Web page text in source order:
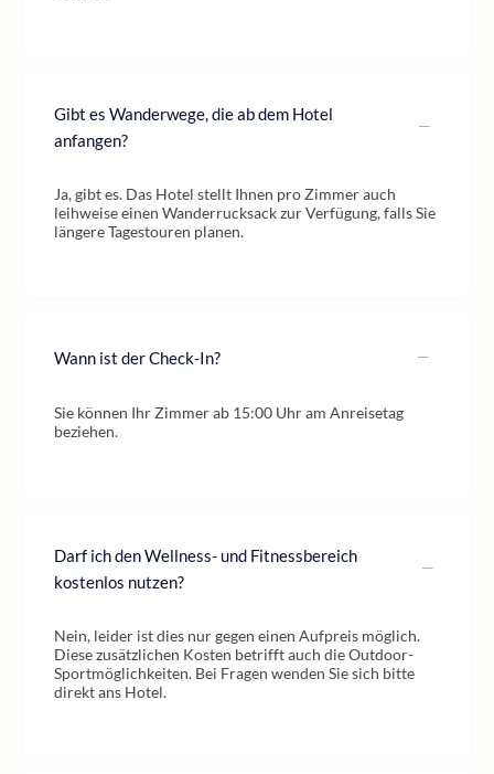
Gibt es Wanderwege, die ab dem Hotel
anfangen?
Ja, gibt es. Das Hotel stellt Ihnen pro Zimmer auch
leihweise einen Wanderrucksack zur Verfügung, falls Sie
längere Tagestouren planen.
Wann ist der Check-In?
Sie können Ihr Zimmer ab 15:00 Uhr am Anreisetag
beziehen.
Darf ich den Wellness- und Fitnessbereich
kostenlos nutzen?
Nein, leider ist dies nur gegen einen Aufpreis möglich.
Diese zusätzlichen Kosten betrifft auch die Outdoor-
Sportmöglichkeiten. Bei Fragen wenden Sie sich bitte
direkt ans Hotel.